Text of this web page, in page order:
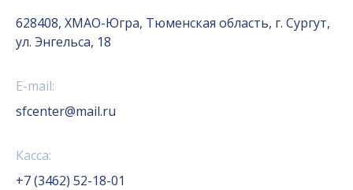
628408, ХМАО-Югра, Тюменская область, г. Сургут,
ул. Энгельса, 18
E-mail:
sfcenter@mail.ru
Касса:
+7 (3462) 52-18-01